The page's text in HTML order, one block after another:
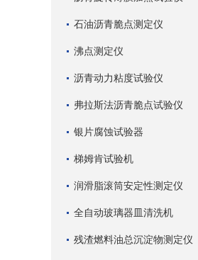
石油沥青脆点测定仪
沸点测定仪
沥青动力粘度试验仪
弗拉斯法沥青脆点试验仪
银片腐蚀试验器
梯姆肯试验机
润滑脂滚筒安定性测定仪
全自动玻璃器皿清洗机
残渣燃料油总沉淀物测定仪